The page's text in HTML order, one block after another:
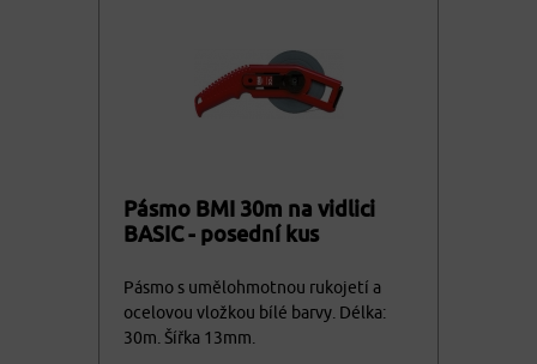
Pásmo BMI 30m na vidlici
BASIC - posední kus
Pásmo s umělohmotnou rukojetí a
ocelovou vložkou bílé barvy. Délka:
30m. Šířka 13mm.